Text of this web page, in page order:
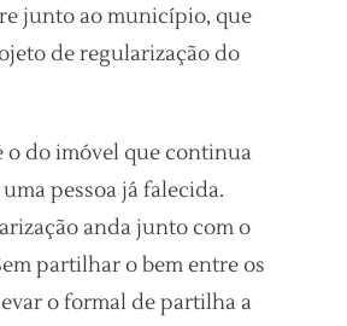
junto ao município, que
de regularização do
o do imóvel que continua
pessoa já falecida.
anda junto com o
partilhar o bem entre os
o formal de partilha a